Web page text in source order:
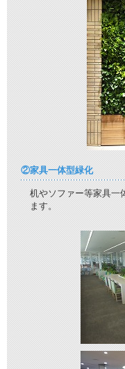
②家具一体型緑化
机やソファー等家具一
ます。